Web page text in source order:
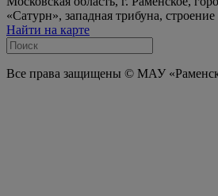
«Сатурн», западная трибуна,
Найти на карте
Все права защищены © МАУ